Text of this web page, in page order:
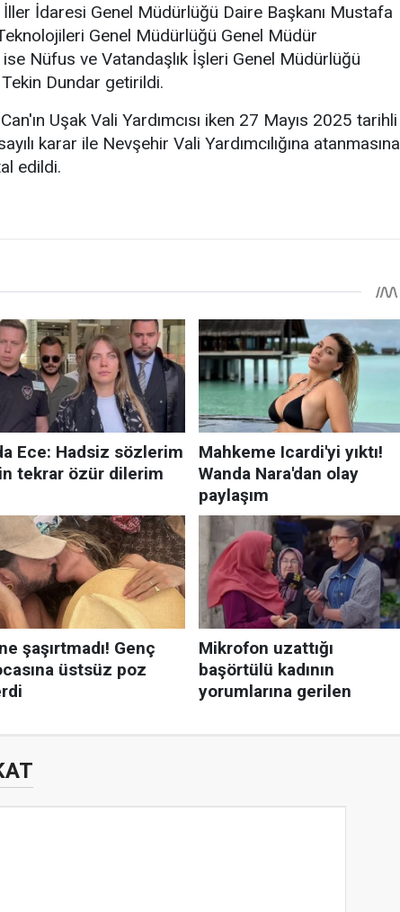
İller İdaresi Genel Müdürlüğü Daire Başkanı Mustafa
Genel Müdürlüğü Genel Müdür
ise Nüfus ve Vatandaşlık İşleri Genel Müdürlüğü
Tekin Dundar getirildi.
Uşak Vali Yardımcısı iken 27 Mayıs 2025 tarihli
karar ile Nevşehir Vali Yardımcılığına atanmasına
edildi.